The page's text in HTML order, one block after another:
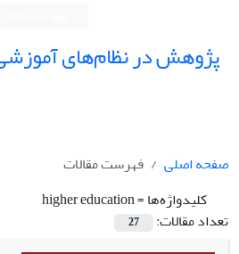
پژوهش در نظام‌های
صفحه اصلی
فهرست مقالات
کلیدواژه‌ها =higher education
تعداد مقالات:
27